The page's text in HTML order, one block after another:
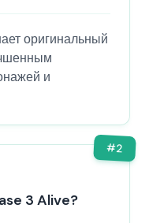
оригинальный
и
#2
3 Alive?